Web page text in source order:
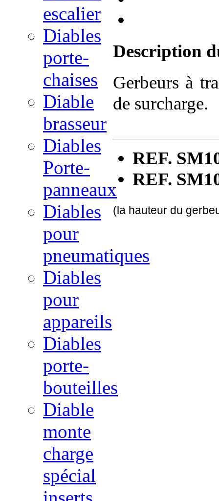
Description
Gerbeurs à
de surcharge.
REF.
REF.
(la hauteur du
escalier
Diables
porte-
chaises
Diable
brasseur
Diables
Porte-
panneaux
Diables
pour
pneumatiques
Diables
pour
appareils
Diables
porte-
bouteilles
Diable
monte
charge
spécial